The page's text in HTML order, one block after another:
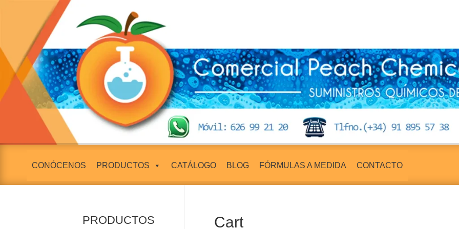
CONÓCENOS PRODUCTOS CATÁLOGO BLOG FÓRMULAS A MEDIDA CONTACTO
Cart
PRODUCTOS